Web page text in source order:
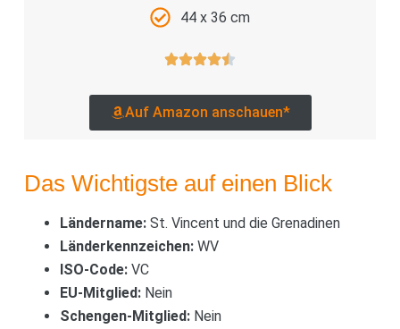
44 x 36 cm
Auf Amazon anschauen*
Das Wichtigste auf einen Blick
Ländername:St. Vincent und die Grenadinen
Länderkennzeichen:WV
ISO-Code:VC
EU-Mitglied:Nein
Schengen-Mitglied:Nein